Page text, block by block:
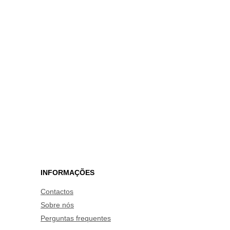
INFORMAÇÕES
Contactos
Sobre nós
Perguntas frequentes